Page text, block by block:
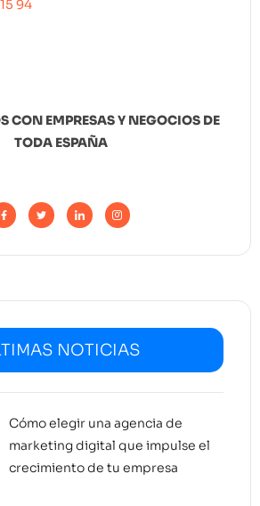
94
CON EMPRESAS Y NEGOCIOS DE
TODA ESPAÑA
NOTICIAS
Cómo elegir una agencia de
marketing digital que impulse el
crecimiento de tu empresa